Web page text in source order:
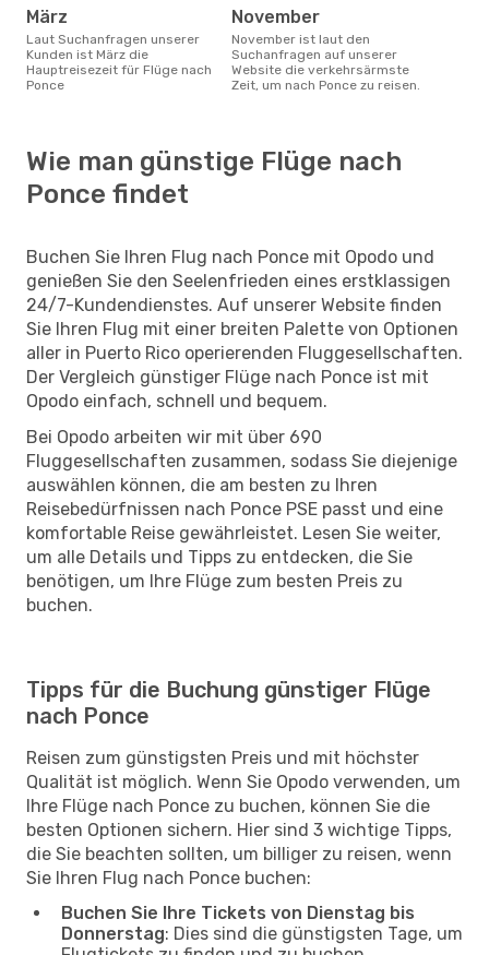
März
Laut Suchanfragen unserer
Kunden ist März die
Hauptreisezeit für Flüge nach
Ponce
November
November ist laut den
Suchanfragen auf unserer
Website die verkehrsärmste
Zeit, um nach Ponce zu reisen.
Wie man günstige Flüge nach
Ponce findet
Buchen Sie Ihren Flug nach Ponce mit Opodo und
genießen Sie den Seelenfrieden eines erstklassigen
24/7-Kundendienstes. Auf unserer Website finden
Sie Ihren Flug mit einer breiten Palette von Optionen
aller in Puerto Rico operierenden Fluggesellschaften.
Der Vergleich günstiger Flüge nach Ponce ist mit
Opodo einfach, schnell und bequem.
Bei Opodo arbeiten wir mit über 690
Fluggesellschaften zusammen, sodass Sie diejenige
auswählen können, die am besten zu Ihren
Reisebedürfnissen nach Ponce PSE passt und eine
komfortable Reise gewährleistet. Lesen Sie weiter,
um alle Details und Tipps zu entdecken, die Sie
benötigen, um Ihre Flüge zum besten Preis zu
buchen.
Tipps für die Buchung günstiger Flüge
nach Ponce
Reisen zum günstigsten Preis und mit höchster
Qualität ist möglich. Wenn Sie Opodo verwenden, um
Ihre Flüge nach Ponce zu buchen, können Sie die
besten Optionen sichern. Hier sind 3 wichtige Tipps,
die Sie beachten sollten, um billiger zu reisen, wenn
Sie Ihren Flug nach Ponce buchen:
Buchen Sie Ihre Tickets von Dienstag bis
Donnerstag: Dies sind die günstigsten Tage, um